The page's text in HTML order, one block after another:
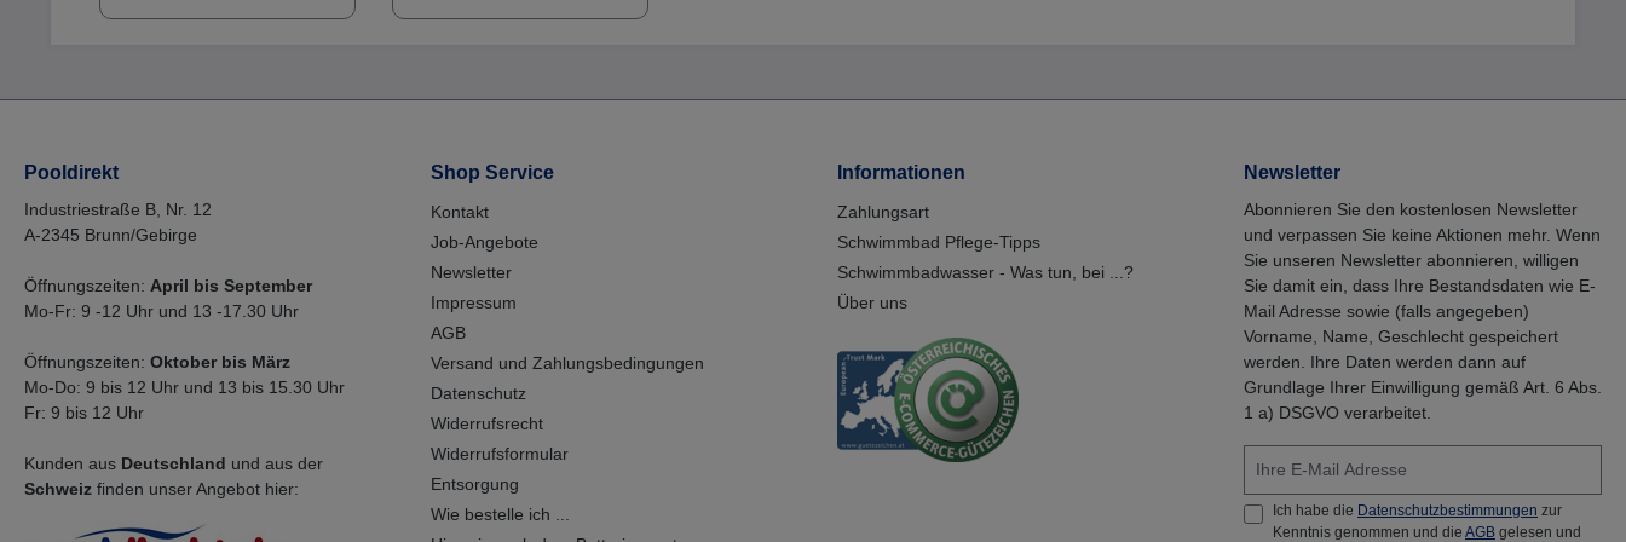
Pooldirekt
Industriestraße B, Nr. 12
A-2345 Brunn/Gebirge
Öffnungszeiten: April bis September
Mo-Fr: 9 -12 Uhr und 13 -17.30 Uhr
Öffnungszeiten: Oktober bis März
Mo-Do: 9 bis 12 Uhr und 13 bis 15.30 Uhr
Fr: 9 bis 12 Uhr
Kunden aus Deutschland und aus der
Schweiz finden unser Angebot hier:
Shop Service
Kontakt
Job-Angebote
Newsletter
Impressum
AGB
Versand und Zahlungsbedingungen
Datenschutz
Widerrufsrecht
Widerrufsformular
Entsorgung
Wie bestelle ich ...
Informationen
Zahlungsart
Schwimmbad Pflege-Tipps
Schwimmbadwasser - Was tun, bei ...?
Über uns
Newsletter
Abonnieren Sie den kostenlosen Newsletter
und verpassen Sie keine Aktionen mehr. Wenn
Sie unseren Newsletter abonnieren, willigen
Sie damit ein, dass Ihre Bestandsdaten wie E-
Mail Adresse sowie (falls angegeben)
Vorname, Name, Geschlecht gespeichert
werden. Ihre Daten werden dann auf
Grundlage Ihrer Einwilligung gemäß Art. 6 Abs.
1 a) DSGVO verarbeitet.
Ich habe die Datenschutzbestimmungen zur
Kenntnis genommen und die AGB gelesen und